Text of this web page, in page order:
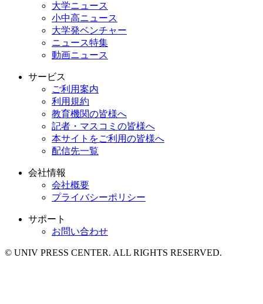
大学ニュース
小中高ニュース
大学発ベンチャー
ニュース特集
動画ニュース
サービス
ご利用案内
利用規約
教育機関の皆様へ
記者・マスコミの皆様へ
本サイトをご利用の皆様へ
配信先一覧
会社情報
会社概要
プライバシーポリシー
サポート
お問い合わせ
© UNIV PRESS CENTER. ALL RIGHTS RESERVED.